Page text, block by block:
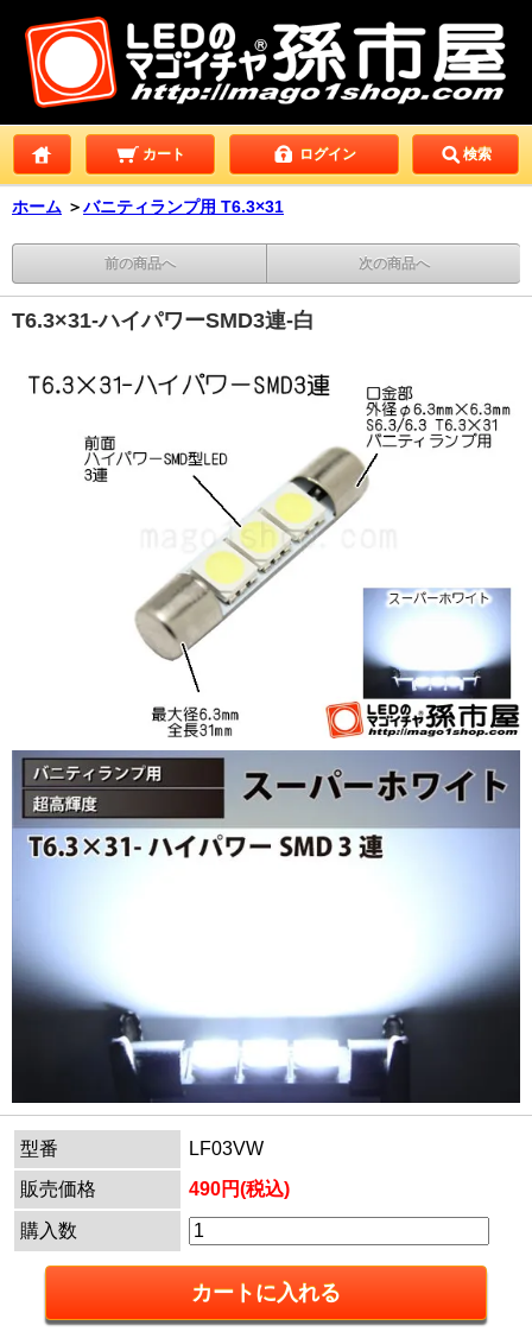
カート ログイン 検索
ホーム ＞バニティランプ用 T6.3×31
前の商品へ 次の商品へ
T6.3×31-ハイパワーSMD3連-白
型番
LF03VW
販売価格
490円(税込)
購入数